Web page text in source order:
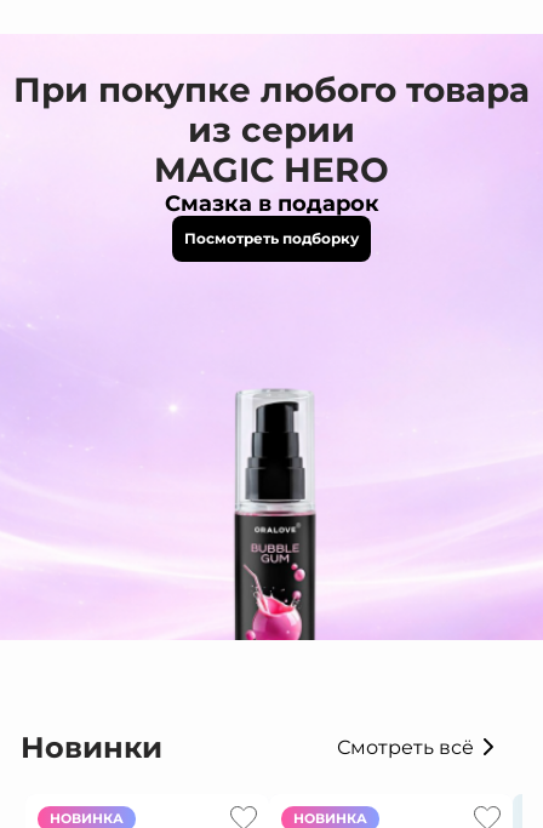
При покупке любого товара
из серии
MAGIC HERO
Смазка в подарок
Посмотреть подборку
Новинки Смотреть всё
НОВИНКА НОВИНКА